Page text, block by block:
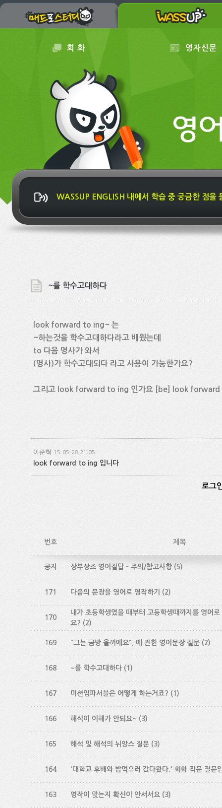
회 화 영자신문
WASSUP ENGLISH 내에서 학습 중 궁금한 점을
~를 학수고대하다
look forward to ing~ 는
~하는것을 학수고대하다라고 배웠는데
to 다음 명사가 와서
(명사)가 학수고대되다 라고 사용이 가능한가요?
그리고 look forward to ing 인가요 [be] look forward
이준혁 15-05-28 21:05
look forward to ing 입니다
로그
번호 제목
공지 상부상조 영어질답 - 주의/참고사항 (5)
171 다음의 문장을 영어로 영작하기 (2)
170
내가 초등학생였을 때부터 고등학생때까지를 영어
요? (2)
169 "그는 금방 올꺼에요". 에 관한 영어문장 질문 (2)
168 ~를 학수고대하다 (1)
167 미션임파서블은 어떻게 하는거죠? (1)
166 해석이 이해가 안되요~ (3)
165 해석 및 해석의 뉘앙스 질문 (3)
164 '대학교 후배와 밥먹으러 갔다왔다.' 회화 작문 질문
163 영작이 맞는지 확신이 안서서요 (3)